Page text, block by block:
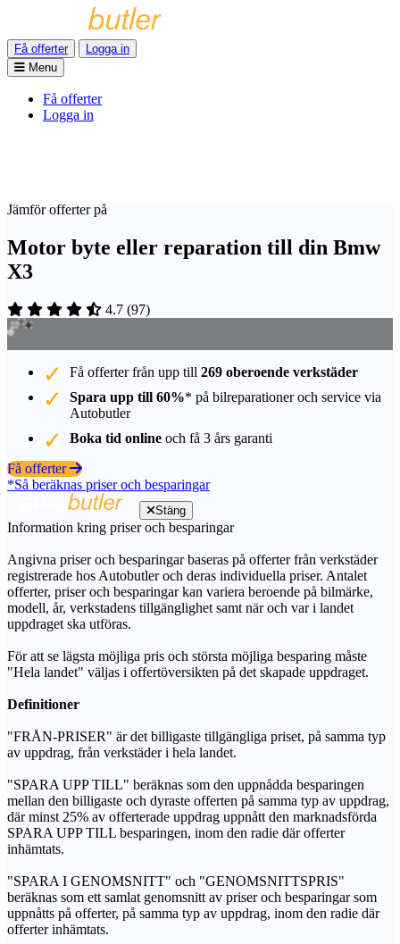
Få offerter
Logga in
Menu
Få offerter
Logga in
Jämför offerter på
Motor byte eller reparation till din Bmw
X3
4.7 (97)
Få offerter från upp till 269 oberoende verkstäder
Spara upp till 60%* på bilreparationer och service via
Autobutler
Boka tid online och få 3 års garanti
Få offerter
*Så beräknas priser och besparingar
Stäng
Information kring priser och besparingar
Angivna priser och besparingar baseras på offerter från verkstäder
registrerade hos Autobutler och deras individuella priser. Antalet
offerter, priser och besparingar kan variera beroende på bilmärke,
modell, år, verkstadens tillgänglighet samt när och var i landet
uppdraget ska utföras.
För att se lägsta möjliga pris och största möjliga besparing måste
"Hela landet" väljas i offertöversikten på det skapade uppdraget.
Definitioner
"FRÅN-PRISER" är det billigaste tillgängliga priset, på samma typ
av uppdrag, från verkstäder i hela landet.
"SPARA UPP TILL" beräknas som den uppnådda besparingen
mellan den billigaste och dyraste offerten på samma typ av uppdrag,
där minst 25% av offerterade uppdrag uppnått den marknadsförda
SPARA UPP TILL besparingen, inom den radie där offerter
inhämtats.
"SPARA I GENOMSNITT" och "GENOMSNITTSPRIS"
beräknas som ett samlat genomsnitt av priser och besparingar som
uppnåtts på offerter, på samma typ av uppdrag, inom den radie där
offerter inhämtats.